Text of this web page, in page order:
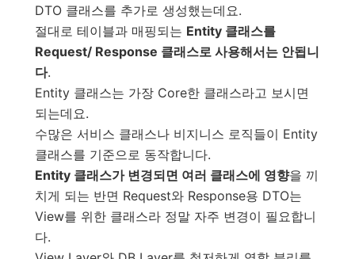
DTO 클래스를 추가로 생성했는데요.
절대로 테이블과 매핑되는 Entity 클래스를
Request/ Response 클래스로 사용해서는 안됩니
다.
Entity 클래스는 가장 Core한 클래스라고 보시면
되는데요.
수많은 서비스 클래스나 비지니스 로직들이 Entity
클래스를 기준으로 동작합니다.
Entity 클래스가 변경되면 여러 클래스에 영향을 끼
치게 되는 반면 Request와 Response용 DTO는
View를 위한 클래스라 정말 자주 변경이 필요합니
다.